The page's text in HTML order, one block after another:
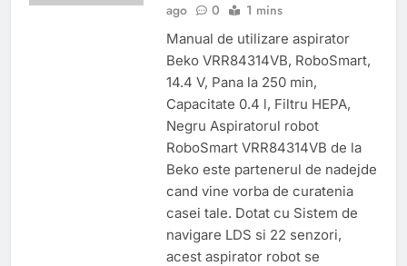
ago
0 1 mins
Manual de utilizare aspirator
Beko VRR84314VB, RoboSmart,
14.4 V, Pana la 250 min,
Capacitate 0.4 l, Filtru HEPA,
Negru Aspiratorul robot
RoboSmart VRR84314VB de la
Beko este partenerul de nadejde
cand vine vorba de curatenia
casei tale. Dotat cu Sistem de
navigare LDS si 22 senzori,
acest aspirator robot se